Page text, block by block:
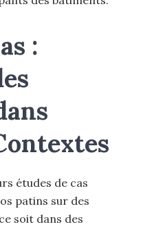
:
études de cas
patins sur des
soit dans des